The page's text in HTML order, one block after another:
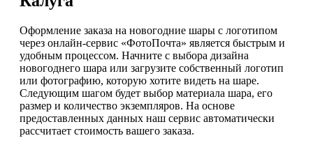
Оформление заказа на новогодние шары с логотипом
через онлайн-сервис «ФотоПочта» является быстрым и
удобным процессом. Начните с выбора дизайна
новогоднего шара или загрузите собственный логотип
или фотографию, которую хотите видеть на шаре.
Следующим шагом будет выбор материала шара, его
размер и количество экземпляров. На основе
предоставленных данных наш сервис автоматически
рассчитает стоимость вашего заказа.